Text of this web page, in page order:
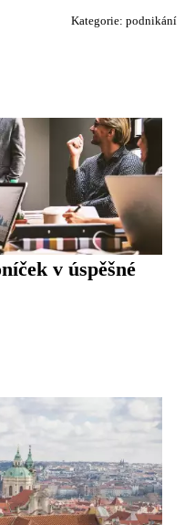
Kategorie: podnikání
v úspěšné